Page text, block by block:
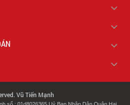
Vũ Tiến Mạnh